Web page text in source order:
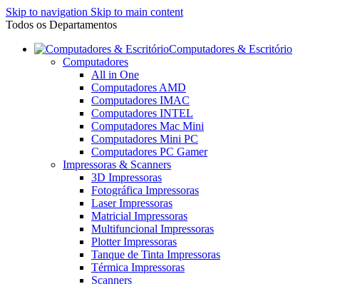
Skip to navigation Skip to main content
Todos os Departamentos
Computadores & Escritório
Computadores
All in One
Computadores AMD
Computadores IMAC
Computadores INTEL
Computadores Mac Mini
Computadores Mini PC
Computadores PC Gamer
Impressoras & Scanners
3D Impressoras
Fotográfica Impressoras
Laser Impressoras
Matricial Impressoras
Multifuncional Impressoras
Plotter Impressoras
Tanque de Tinta Impressoras
Térmica Impressoras
Scanners